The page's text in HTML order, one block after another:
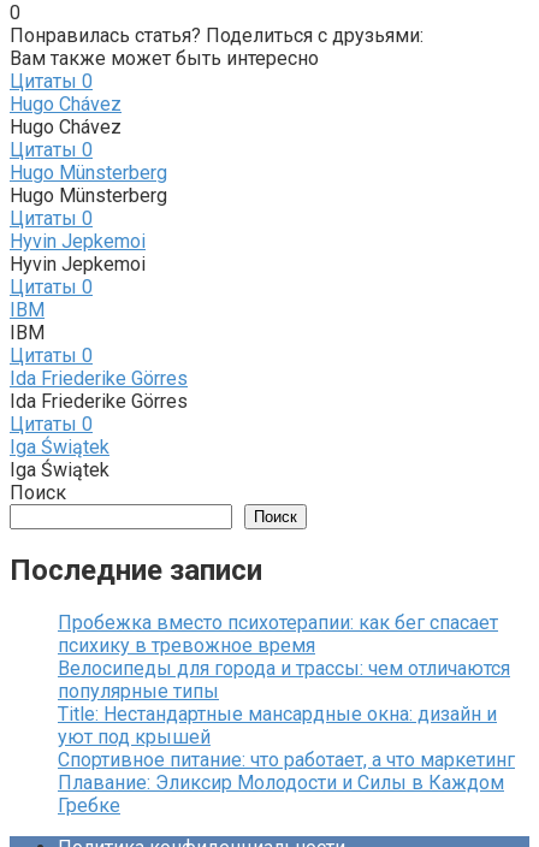
0
Понравилась статья? Поделиться с друзьями:
Вам также может быть интересно
Цитаты 0
Hugo Chávez
Hugo Chávez
Цитаты 0
Hugo Münsterberg
Hugo Münsterberg
Цитаты 0
Hyvin Jepkemoi
Hyvin Jepkemoi
Цитаты 0
IBM
IBM
Цитаты 0
Ida Friederike Görres
Ida Friederike Görres
Цитаты 0
Iga Świątek
Iga Świątek
Поиск
Поиск
Последние записи
Пробежка вместо психотерапии: как бег спасает
психику в тревожное время
Велосипеды для города и трассы: чем отличаются
популярные типы
Title: Нестандартные мансардные окна: дизайн и
уют под крышей
Спортивное питание: что работает, а что маркетинг
Плавание: Эликсир Молодости и Силы в Каждом
Гребке